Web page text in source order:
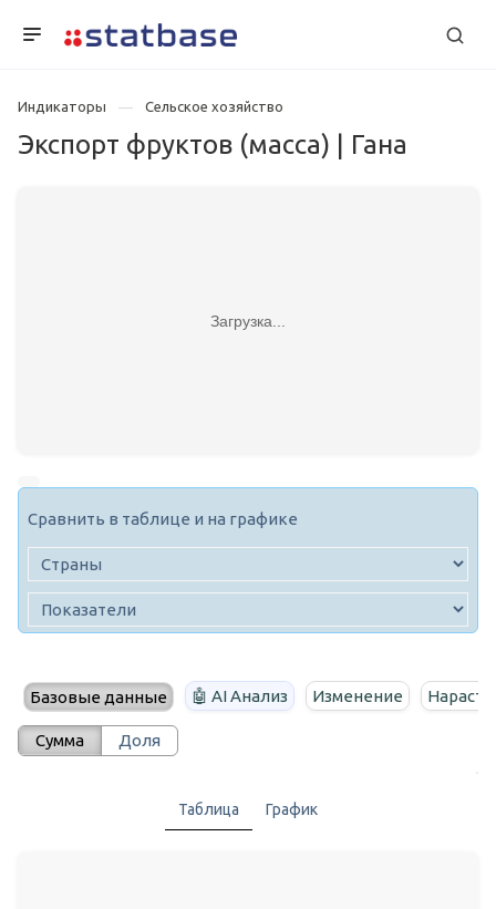
Индикаторы Сельское хозяйство
Экспорт фруктов (масса) | Гана
Загрузка...
Сравнить в таблице и на графике
Базовые данные 🤖 AI Анализ Изменение
Сумма Доля
Таблица График